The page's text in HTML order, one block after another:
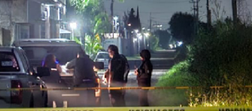
eliminar la adopción simple
fosas